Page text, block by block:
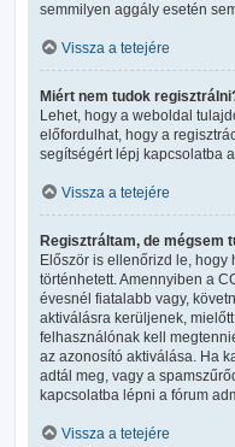
semmilyen aggály esetén
Vissza a tetejére
Miért nem tudok
Lehet, hogy a weboldal
előfordulhat, hogy a
segítségért lépj kapcsolatba
Vissza a tetejére
Regisztráltam, de mégsem
Először is ellenőrizd le,
történhetett. Amennyiben a
évesnél fiatalabb vagy,
aktiválásra kerüljenek,
felhasználónak kell
az azonosító aktiválása. Ha
adtál meg, vagy a
kapcsolatba lépni a fórum
Vissza a tetejére